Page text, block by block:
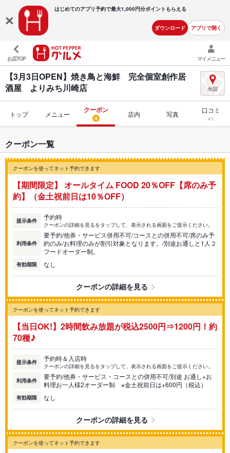
はじめてのアプリ予約で最大1,000円分ポイントもらえる
ダウンロード アプリで開く
お店TOP マイメニュー
【3月3日OPEN】焼き鳥と海鮮 完全個室創作居
酒屋 よりみち川崎店
トップ メニュー クーポン
4 店内 写真 口コミ
41
クーポン一覧
クーポンを使ってネット予約できます
【期間限定】 オールタイム FOOD 20％OFF【席のみ予
約】（金土祝前日は10％OFF）
提示条件 予約時
クーポンの詳細を見るをタップして、表示される画面をご提示ください。
利用条件
要予約/他券・サービス併用不可/コースとの併用不可/席のみ予
約のみ/お料理のみが割引対象となります。/別途お通しと1人２
フードオーダー制。
有効期限 なし
クーポンの詳細を見る
クーポンを使ってネット予約できます
【当日OK!】2時間飲み放題が税込2500円⇒1200円！約
70種♪
提示条件 予約時＆入店時
クーポンの詳細を見るをタップして、表示される画面をご提示ください。
利用条件
要予約/他券・サービス・コースとの併用不可/別途 お通し+お
料理お一人様2オーダー制 ※金土祝前日は+600円（税込）
有効期限 なし
クーポンの詳細を見る
クーポンを使ってネット予約できます